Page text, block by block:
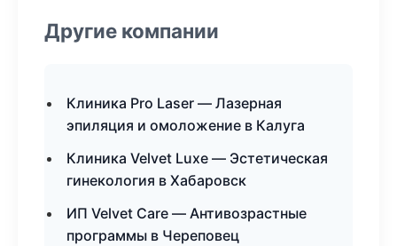
Другие компании
Клиника Pro Laser — Лазерная
эпиляция и омоложение в Калуга
Клиника Velvet Luxe — Эстетическая
гинекология в Хабаровск
ИП Velvet Care — Антивозрастные
программы в Череповец